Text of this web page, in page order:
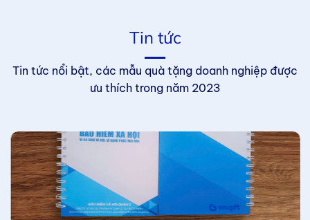
Tin tức
Tin tức nổi bật, các mẫu quà tặng doanh nghiệp được
ưu thích trong năm 2023